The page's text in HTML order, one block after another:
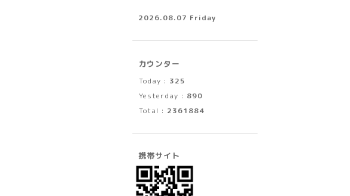
2026.08.07 Friday
カウンター
Today : 325
Yesterday : 890
Total : 2361884
携帯サイト